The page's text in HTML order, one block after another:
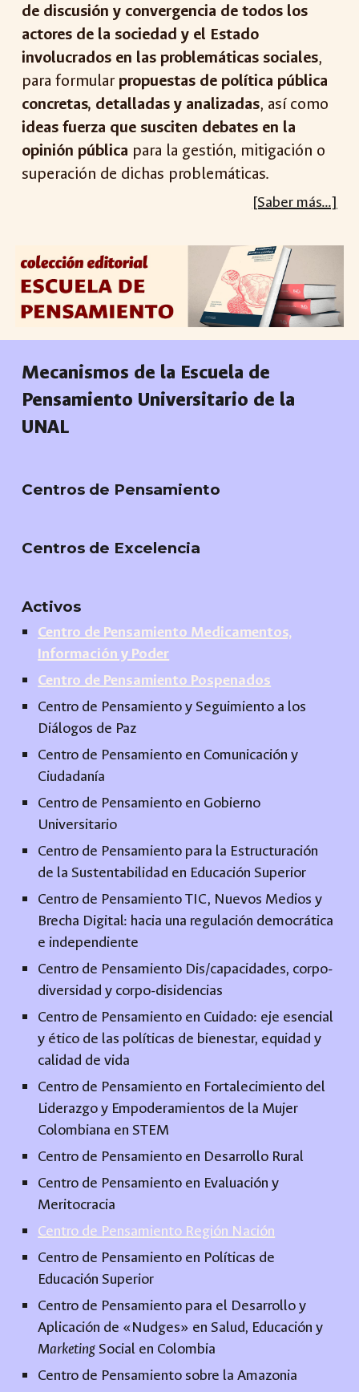
de discusión y convergencia de todos los
actores de la sociedad y el Estado
involucrados en las problemáticas sociales,
para formular propuestas de política pública
concretas, detalladas y analizadas, así como
ideas fuerza que susciten debates en la
opinión pública para la gestión, mitigación o
superación de dichas problemáticas.
[Saber más...]
Mecanismos de la Escuela de
Pensamiento Universitario de la
UNAL
Centros de Pensamiento
Centros de Excelencia
Activos
Centro de Pensamiento Medicamentos,
Información y Poder
Centro de Pensamiento Pospenados
Centro de Pensamiento y Seguimiento a los
Diálogos de Paz
Centro de Pensamiento en Comunicación y
Ciudadanía
Centro de Pensamiento en Gobierno
Universitario
Centro de Pensamiento para la Estructuración
de la Sustentabilidad en Educación Superior
Centro de Pensamiento TIC, Nuevos Medios y
Brecha Digital: hacia una regulación democrática
e independiente
Centro de Pensamiento Dis/capacidades, corpo-
diversidad y corpo-disidencias
Centro de Pensamiento en Cuidado: eje esencial
y ético de las políticas de bienestar, equidad y
calidad de vida
Centro de Pensamiento en Fortalecimiento del
Liderazgo y Empoderamientos de la Mujer
Colombiana en STEM
Centro de Pensamiento en Desarrollo Rural
Centro de Pensamiento en Evaluación y
Meritocracia
Centro de Pensamiento Región Nación
Centro de Pensamiento en Políticas de
Educación Superior
Centro de Pensamiento para el Desarrollo y
Aplicación de «Nudges» en Salud, Educación y
MarketingSocial en Colombia
Centro de Pensamiento sobre la Amazonia